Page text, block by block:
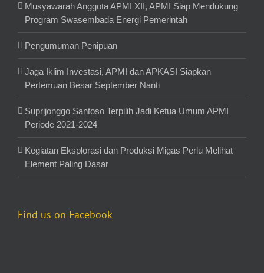
Musyawarah Anggota APMI XII, APMI Siap Mendukung
Program Swasembada Energi Pemerintah
Pengumuman Penipuan
Jaga Iklim Investasi, APMI dan APKASI Siapkan
Pertemuan Besar September Nanti
Suprijonggo Santoso Terpilih Jadi Ketua Umum APMI
Periode 2021-2024
Kegiatan Eksplorasi dan Produksi Migas Perlu Melihat
Element Paling Dasar
Find us on Facebook